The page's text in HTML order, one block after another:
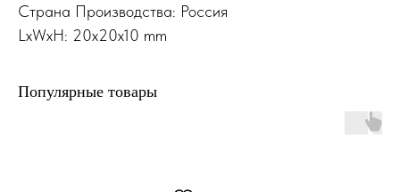
Страна Производства: Россия
LxWxH: 20x20x10 mm
Популярные товары